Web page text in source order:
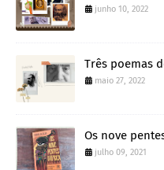
junho 10, 2022
Três poemas
maio 27, 2022
Os nove
julho 09, 2021